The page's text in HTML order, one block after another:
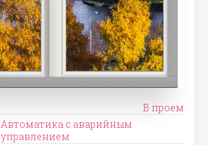
В проем
Автоматика с аварийным
управлением